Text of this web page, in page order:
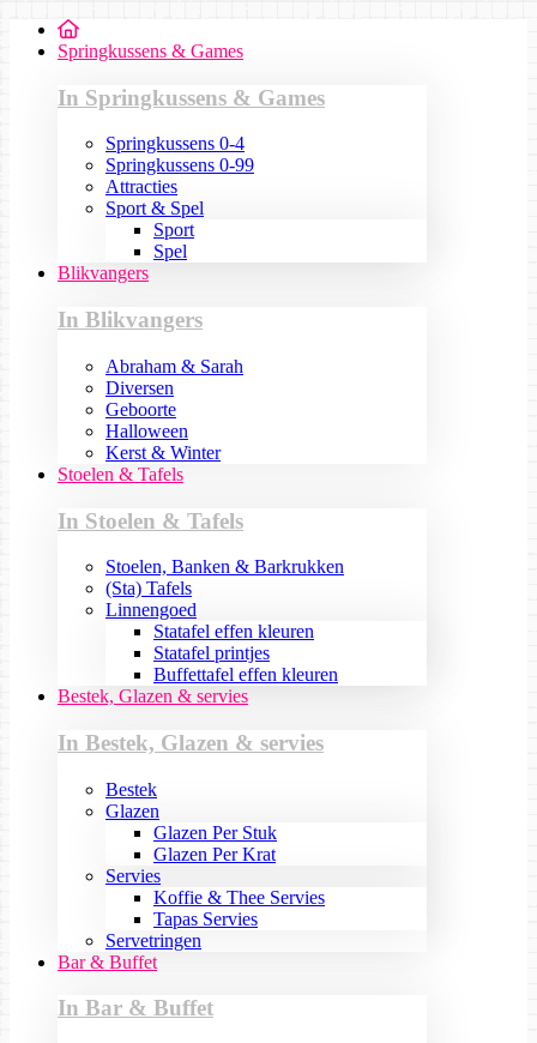
Springkussens & Games
In Springkussens & Games
Springkussens 0-4
Springkussens 0-99
Attracties
Sport & Spel
Sport
Spel
Blikvangers
In Blikvangers
Abraham & Sarah
Diversen
Geboorte
Halloween
Kerst & Winter
Stoelen & Tafels
In Stoelen & Tafels
Stoelen, Banken & Barkrukken
(Sta) Tafels
Linnengoed
Statafel effen kleuren
Statafel printjes
Buffettafel effen kleuren
Bestek, Glazen & servies
In Bestek, Glazen & servies
Bestek
Glazen
Glazen Per Stuk
Glazen Per Krat
Servies
Koffie & Thee Servies
Tapas Servies
Servetringen
Bar & Buffet
In Bar & Buffet